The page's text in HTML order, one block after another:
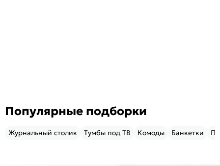
Популярные подборки
Журнальный столик Тумбы под ТВ Комоды Банкетки